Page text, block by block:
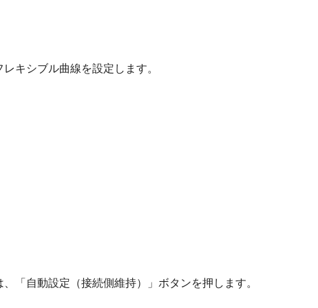
キシブル曲線を設定します。
「自動設定（接続側維持）」ボタンを押します。